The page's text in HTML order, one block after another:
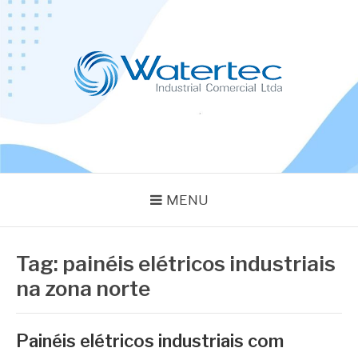
Pular
para
conteúdo
MENU
Tag: painéis elétricos industriais
na zona norte
Painéis elétricos industriais com